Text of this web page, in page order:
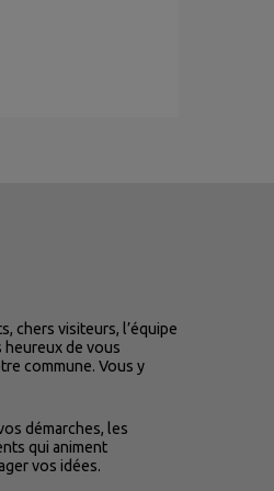
chers visiteurs, l’équipe
heureux de vous
commune. Vous y
démarches, les
qui animent
vos idées.